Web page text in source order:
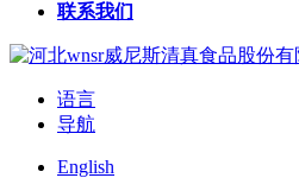
联系我们
语言
导航
English